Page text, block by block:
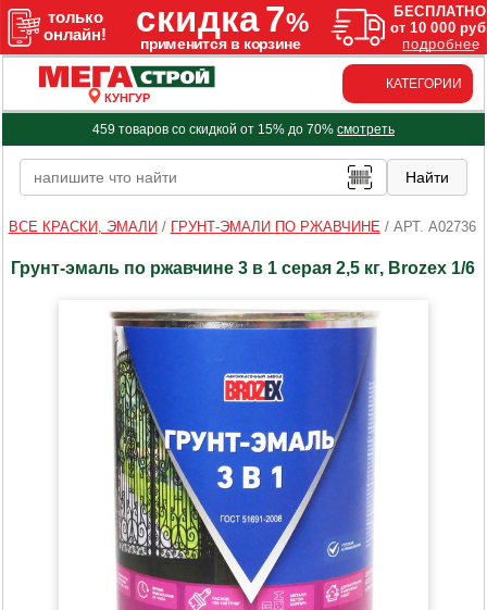
КУНГУР
КАТЕГОРИИ
459 товаров со скидкой от 15% до 70% смотреть
ВСЕ КРАСКИ, ЭМАЛИ / ГРУНТ-ЭМАЛИ ПО РЖАВЧИНЕ / АРТ. A02736
Грунт-эмаль по ржавчине 3 в 1 серая 2,5 кг, Brozex 1/6